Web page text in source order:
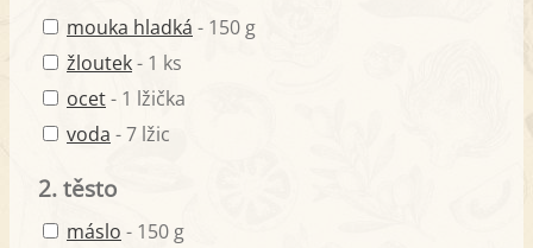
mouka hladká - 150 g
žloutek- 1 ks
ocet- 1 lžička
voda - 7 lžic
2. těsto
máslo - 150 g